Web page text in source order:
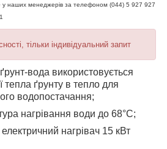
у наших менеджерів за телефоном (044) 5 927 927
тільки індивідуальний запит
вода використовується
тепла ґрунту в тепло для
водопостачання;
нагрівання води до 68°С;
нагрівач 15 кВт